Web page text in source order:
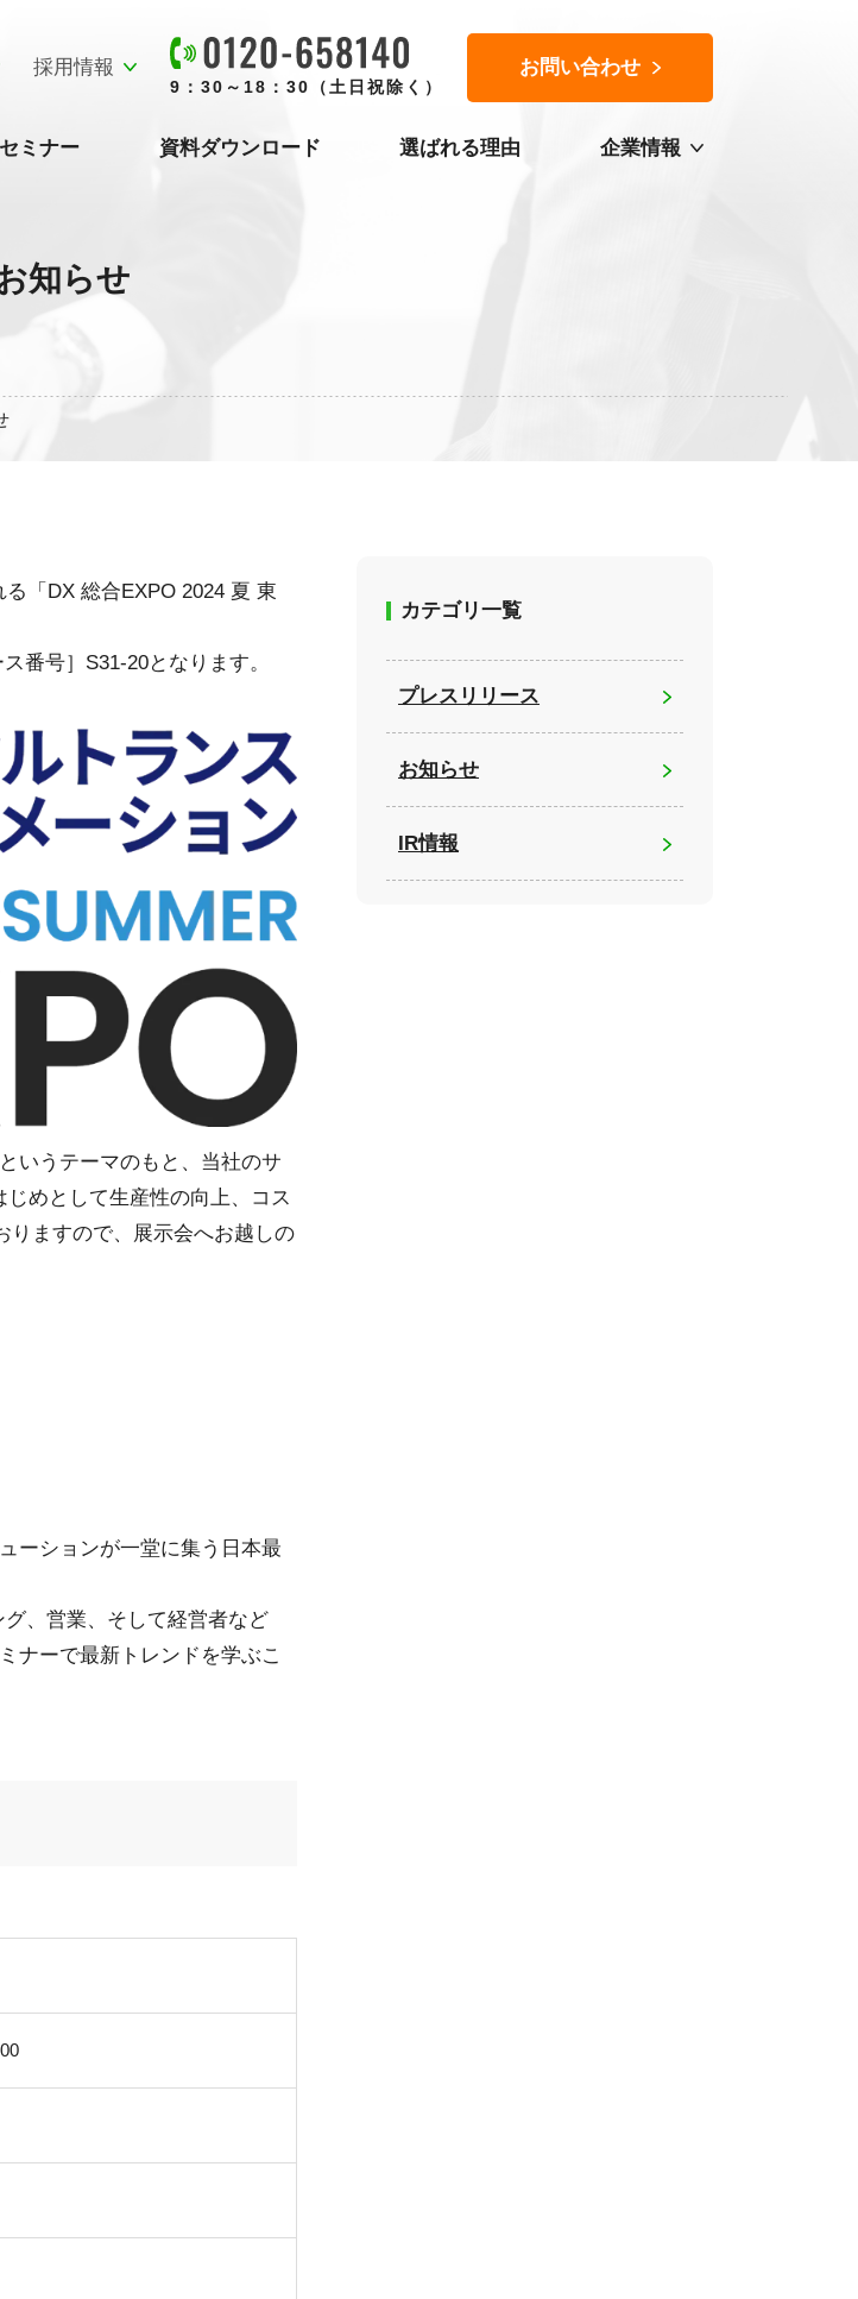
採用情報
9：30～18：30（土日祝除く）
お問い合わせ
セミナー 資料ダウンロード 選ばれる理由 企業情報
知らせ
「DX 総合EXPO 2024 夏 東
番号］S31-20となります。
いうテーマのもと、当社のサ
めとして生産性の向上、コス
りますので、展示会へお越しの
ーションが一堂に集う日本最
、営業、そして経営者など
ナーで最新トレンドを学ぶこ
カテゴリ一覧
プレスリリース
お知らせ
IR情報